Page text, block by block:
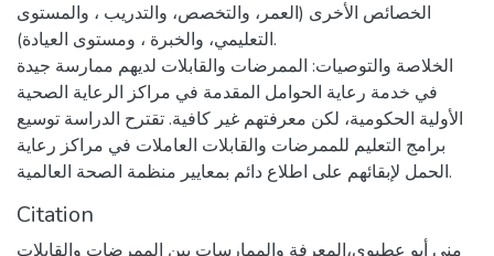
الخصائص الأخرى (العمر، والتخصص، والتدريب ، والمستوى
التعليمي، والخبرة ، ومستوى العيادة).
الخلاصة والتوصيات: الممرضات والقابلات لديهم ممارسة جيدة
في خدمة رعاية الحوامل المقدمة في مراكز الرعاية الصحية
الأولية الحكومية، لكن معرفتهم غير كافية. تقترح الدراسة توسيع
برامج التعليم للممرضات والقابلات العاملات في مراكز رعاية
الحمل لإبقائهم على اطلاع دائم بمعايير منظمة الصحة العالمية.
Citation
منى أبو عطيوي،المعرفة والممارسات بين الممرضات والقابلات